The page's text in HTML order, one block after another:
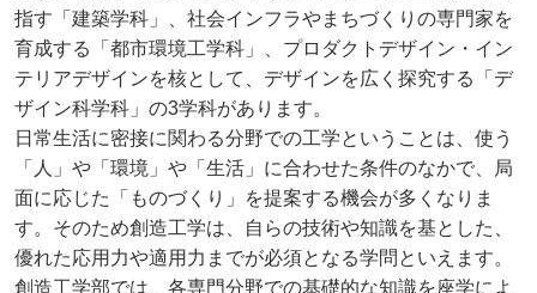
指す「建築学科」、社会インフラやまちづくりの専門家を
育成する「都市環境工学科」、プロダクトデザイン・イン
テリアデザインを核として、デザインを広く探究する「デ
ザイン科学科」の3学科があります。
日常生活に密接に関わる分野での工学ということは、使う
「人」や「環境」や「生活」に合わせた条件のなかで、局
面に応じた「ものづくり」を提案する機会が多くなりま
す。そのため創造工学は、自らの技術や知識を基とした、
優れた応用力や適用力までが必須となる学問といえます。
創造工学部では、各専門分野での基礎的な知識を座学によ